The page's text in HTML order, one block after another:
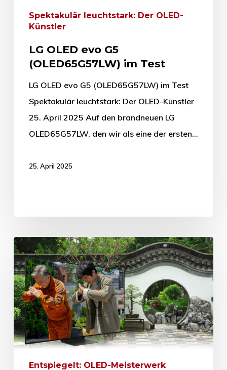
Spektakulär leuchtstark: Der OLED-
Künstler
LG OLED evo G5
(OLED65G57LW) im Test
LG OLED evo G5 (OLED65G57LW) im Test
Spektakulär leuchtstark: Der OLED-Künstler
25. April 2025 Auf den brandneuen LG
OLED65G57LW, den wir als eine der ersten…
25. April 2025
Entspiegelt: OLED-Meisterwerk